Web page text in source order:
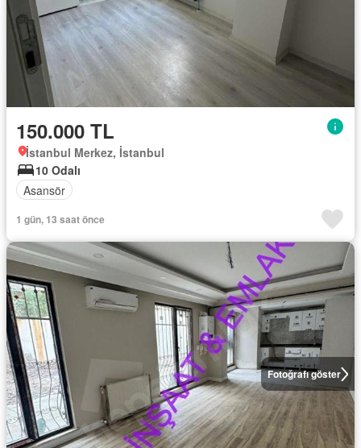
150.000 TL
İstanbul Merkez, İstanbul
10 Odalı
Asansör
1 gün, 13 saat önce
Fotoğrafı göster